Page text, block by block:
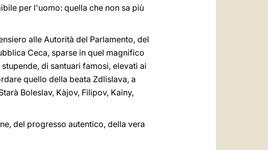
per l'uomo: quella che non sa più
alle Autorità del Parlamento, del
Ceca, sparse in quel magnifico
di santuari famosi, elevati ai
quello della beata Zdlislava, a
Boleslav, Kàjov, Filipov, Kainy,
del progresso autentico, della vera